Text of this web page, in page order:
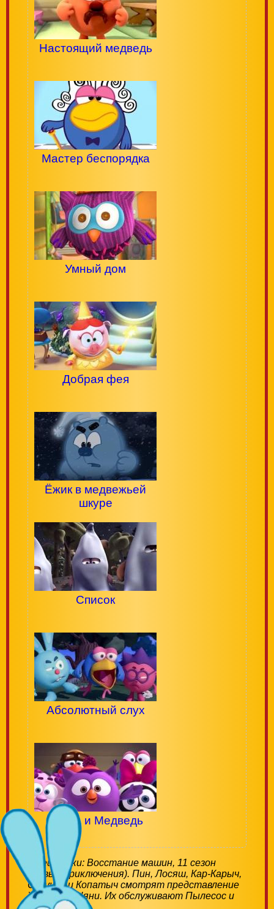
Настоящий медведь
Мастер беспорядка
Умный дом
Добрая фея
Ёжик в медвежьей
шкуре
Список
Абсолютный слух
Нюша и Медведь
Смешарики: Восстание машин, 11 сезон
(Новые приключения). Пин, Лосяш, Кар-Карыч,
Совунья и Копатыч смотрят представление
Железной Няни. Их обслуживают Пылесос и